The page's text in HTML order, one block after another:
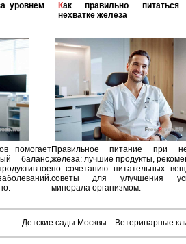
помогает
баланс,
Как правильно питаться при
нехватке железа
Правильное питание при
железа: лучшие продукты,
по сочетанию питательных
советы для улучшения
минерала организмом.
Детские сады Москвы :: Ветеринарные